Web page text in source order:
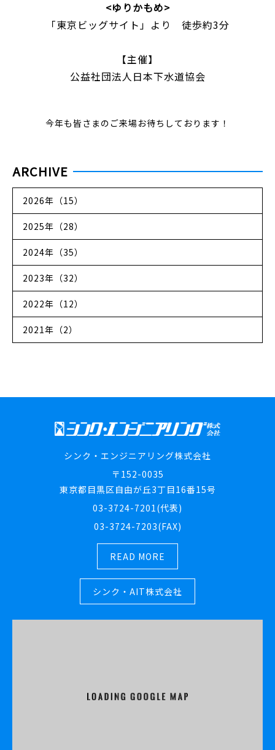
<ゆりかもめ>
「東京ビッグサイト」より 徒歩約3分
【主催】
公益社団法人日本下水道協会
今年も皆さまのご来場お待ちしております！
ARCHIVE
2026年（15）
2025年（28）
2024年（35）
2023年（32）
2022年（12）
2021年（2）
シンク・エンジニアリング株式会社
〒152-0035
東京都目黒区自由が丘3丁目16番15号
03-3724-7201(代表)
03-3724-7203(FAX)
READ MORE
シンク・AIT株式会社